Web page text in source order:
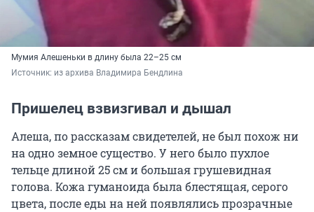
Мумия Алешеньки в длину была 22–25 см
Источник: из архива Владимира Бендлина
Пришелец взвизгивал и дышал
Алеша, по рассказам свидетелей, не был похож ни
на одно земное существо. У него было пухлое
тельце длиной 25 см и большая грушевидная
голова. Кожа гуманоида была блестящая, серого
цвета, после еды на ней появлялись прозрачные